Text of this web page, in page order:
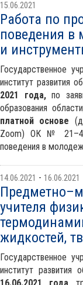
15.06.2021
Работа по
поведения в
и
Государственное
институт развития
2021 года,по
образования
платной основе
Zoom) ОК № 21–48
поведения в
14.06.2021 - 16.06.2021
учителя
жидкостей,
Государственное
институт развития